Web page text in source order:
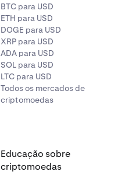
BTC para USD
ETH para USD
DOGE para USD
XRP para USD
ADA para USD
SOL para USD
LTC para USD
Todos os mercados de
criptomoedas
Educação sobre
criptomoedas